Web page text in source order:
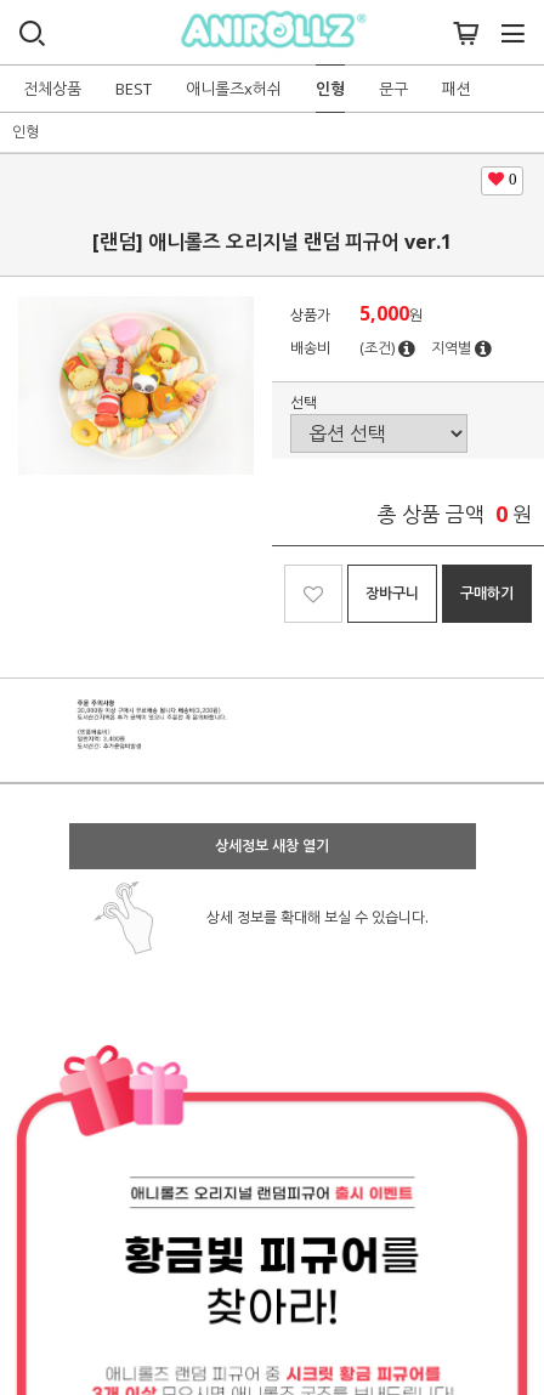
전체상품 BEST 애니롤즈x허쉬 인형 문구 패션
인형
0
[랜덤] 애니롤즈 오리지널 랜덤 피규어 ver.1
상품가 5,000원
배송비
(조건) 지역별
선택
총 상품 금액 0 원
장바구니 구매하기
상세정보 새창 열기
상세 정보를 확대해 보실 수 있습니다.